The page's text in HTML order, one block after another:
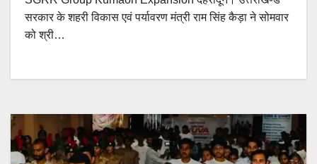
सरकार के शहरी विकास एवं पर्यावरण मंत्री राम सिंह कैड़ा ने सोमवार
को श्री…